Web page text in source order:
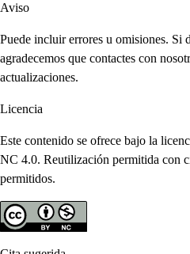
Aviso
Puede incluir errores u omisiones. Si
agradecemos que contactes con
actualizaciones.
Licencia
Este contenido se ofrece bajo la
NC 4.0. Reutilización permitida con
permitidos.